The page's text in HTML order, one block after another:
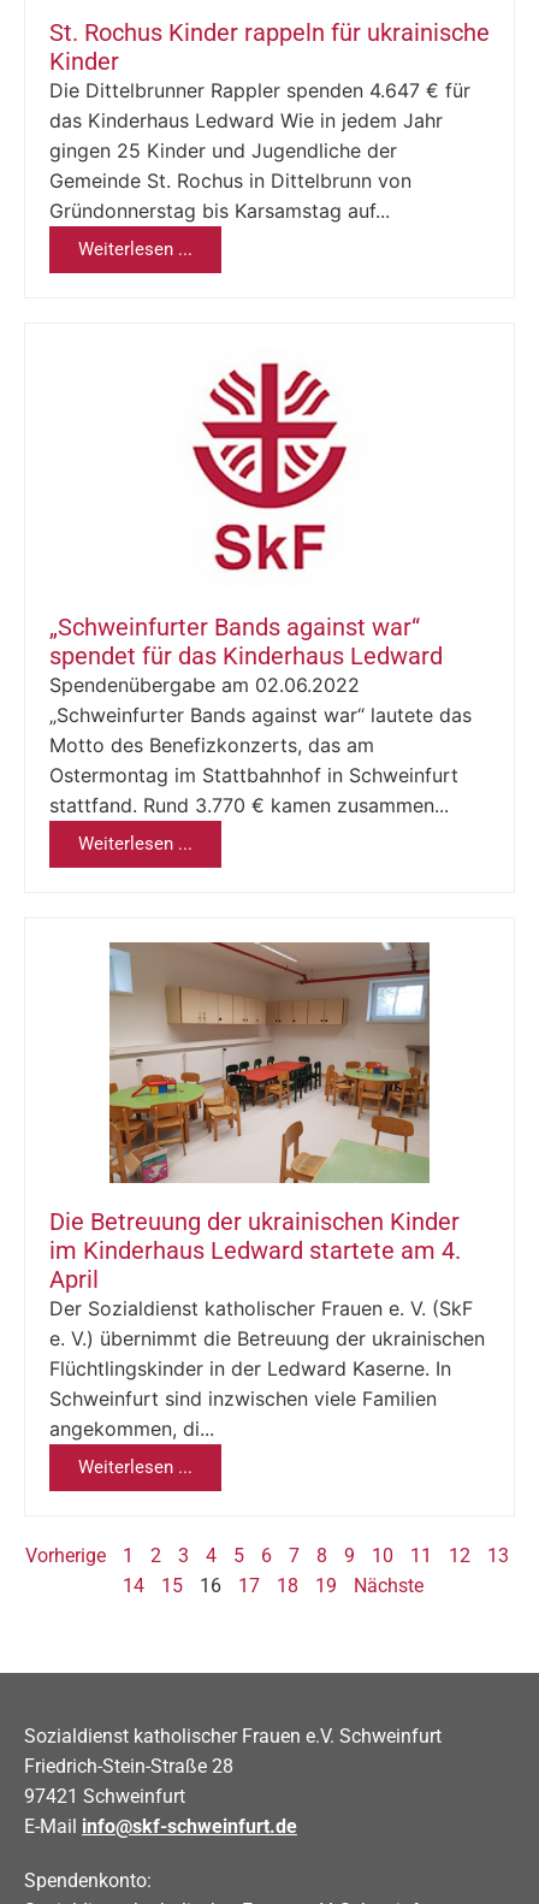
St. Rochus Kinder rappeln für ukrainische
Kinder
Die Dittelbrunner Rappler spenden 4.647 € für
das Kinderhaus Ledward Wie in jedem Jahr
gingen 25 Kinder und Jugendliche der
Gemeinde St. Rochus in Dittelbrunn von
Gründonnerstag bis Karsamstag auf...
Weiterlesen ...
„Schweinfurter Bands against war“
spendet für das Kinderhaus Ledward
Spendenübergabe am 02.06.2022
„Schweinfurter Bands against war“ lautete das
Motto des Benefizkonzerts, das am
Ostermontag im Stattbahnhof in Schweinfurt
stattfand. Rund 3.770 € kamen zusammen...
Weiterlesen ...
Die Betreuung der ukrainischen Kinder
im Kinderhaus Ledward startete am 4.
April
Der Sozialdienst katholischer Frauen e. V. (SkF
e. V.) übernimmt die Betreuung der ukrainischen
Flüchtlingskinder in der Ledward Kaserne. In
Schweinfurt sind inzwischen viele Familien
angekommen, di...
Weiterlesen ...
Vorherige 1 2 3 4 5 6 7 8 9 10 11 12
13
14
15 16 17 18 19 Nächste
Sozialdienst katholischer Frauen e.V. Schweinfurt
Friedrich-Stein-Straße 28
97421 Schweinfurt
E-Mail info@skf-schweinfurt.de
Spendenkonto: